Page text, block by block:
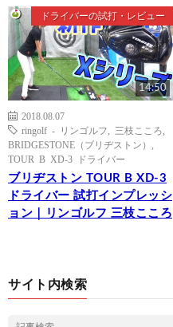
ドライバーの試打・レビュー
14:50
2018.08.07
ringolf - リンゴルフ
三枝こころ
BRIDGESTONE（ブリヂストン）
TOUR B XD-3 ドライバー
ブリヂストン TOUR B XD-3
ドライバー 試打インプレッシ
ョン｜リンゴルフ 三枝こころ
サイト内検索